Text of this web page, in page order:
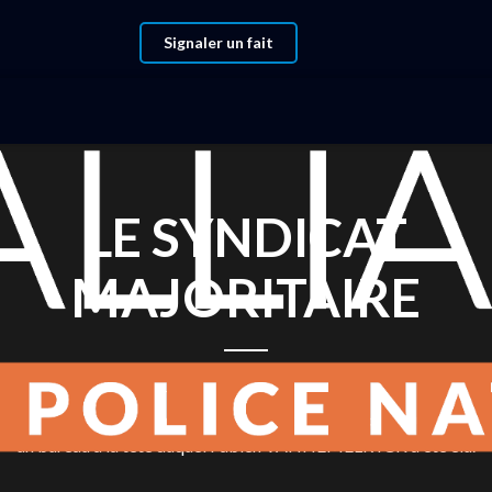
Signaler un fait
LE SYNDICAT
MAJORITAIRE
Lors de son 10eme congrès,
Police Nationale a renouvelé son bureau pour quatre